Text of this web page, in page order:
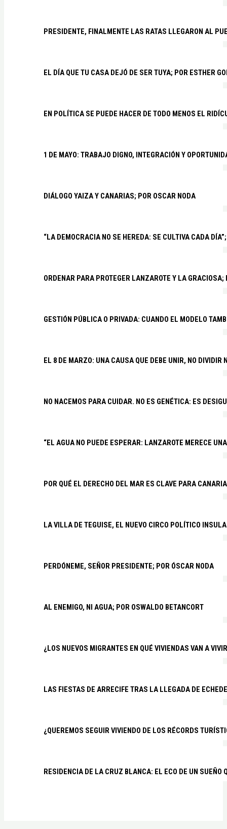
PRESIDENTE, FINALMENTE LAS RATAS LLEGARON AL
EL DÍA QUE TU CASA DEJÓ DE SER TUYA; POR ESTHER
EN POLÍTICA SE PUEDE HACER DE TODO MENOS EL
1 DE MAYO: TRABAJO DIGNO, INTEGRACIÓN Y
DIÁLOGO YAIZA Y CANARIAS; POR OSCAR NODA
“LA DEMOCRACIA NO SE HEREDA: SE CULTIVA CADA
ORDENAR PARA PROTEGER LANZAROTE Y LA
GESTIÓN PÚBLICA O PRIVADA: CUANDO EL MODELO
EL 8 DE MARZO: UNA CAUSA QUE DEBE UNIR, NO DIVIDIR
NO NACEMOS PARA CUIDAR. NO ES GENÉTICA: ES
“EL AGUA NO PUEDE ESPERAR: LANZAROTE MERECE
POR QUÉ EL DERECHO DEL MAR ES CLAVE PARA
LA VILLA DE TEGUISE, EL NUEVO CIRCO POLÍTICO
PERDÓNEME, SEÑOR PRESIDENTE; POR ÓSCAR NODA
AL ENEMIGO, NI AGUA; POR OSWALDO BETANCORT
¿LOS NUEVOS MIGRANTES EN QUÉ VIVIENDAS VAN A
LAS FIESTAS DE ARRECIFE TRAS LA LLEGADA DE
¿QUEREMOS SEGUIR VIVIENDO DE LOS RÉCORDS
RESIDENCIA DE LA CRUZ BLANCA: EL ECO DE UN SUEÑO